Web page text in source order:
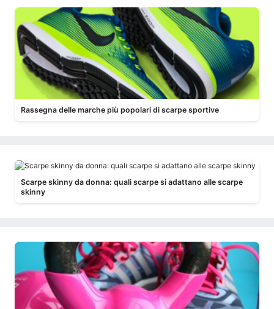
Rassegna delle marche più popolari di scarpe sportive
Scarpe skinny da donna: quali scarpe si adattano alle scarpe
skinny